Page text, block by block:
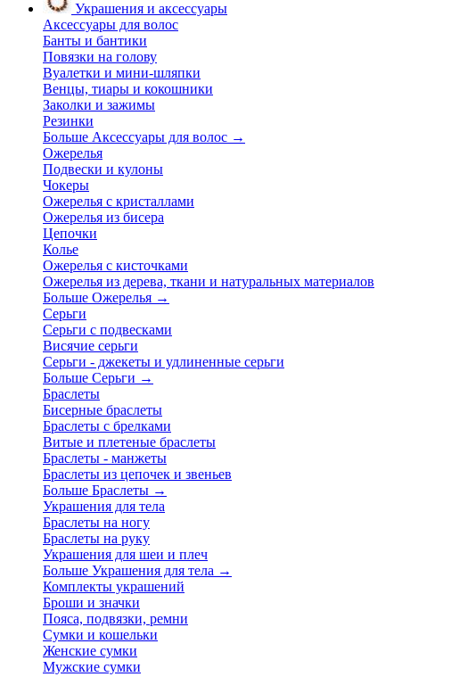
Украшения и аксессуары
Аксессуары для волос
Банты и бантики
Повязки на голову
Вуалетки и мини-шляпки
Венцы, тиары и кокошники
Заколки и зажимы
Резинки
Больше Аксессуары для волос →
Ожерелья
Подвески и кулоны
Чокеры
Ожерелья с кристаллами
Ожерелья из бисера
Цепочки
Колье
Ожерелья с кисточками
Ожерелья из дерева, ткани и натуральных материалов
Больше Ожерелья →
Серьги
Серьги с подвесками
Висячие серьги
Серьги - джекеты и удлиненные серьги
Больше Серьги →
Браслеты
Бисерные браслеты
Браслеты с брелками
Витые и плетеные браслеты
Браслеты - манжеты
Браслеты из цепочек и звеньев
Больше Браслеты →
Украшения для тела
Браслеты на ногу
Браслеты на руку
Украшения для шеи и плеч
Больше Украшения для тела →
Комплекты украшений
Броши и значки
Пояса, подвязки, ремни
Сумки и кошельки
Женские сумки
Мужские сумки